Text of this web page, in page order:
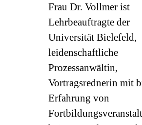
Frau Dr. Vollmer ist
Lehrbeauftragte der
Universität Bielefeld,
leidenschaftliche
Prozessanwältin,
Vortragsrednerin mit
Erfahrung von